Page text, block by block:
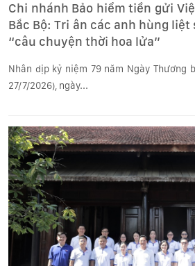
Chi nhánh Bảo hiểm tiền gửi
Bắc Bộ: Tri ân các anh hùng
“câu chuyện thời hoa lửa”
Nhân dịp kỷ niệm 79 năm Ngày Thương
27/7/2026), ngày...